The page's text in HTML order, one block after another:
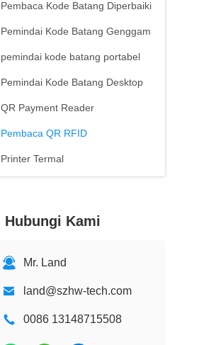
Pembaca Kode Batang Diperbaiki
Pemindai Kode Batang Genggam
pemindai kode batang portabel
Pemindai Kode Batang Desktop
QR Payment Reader
Pembaca QR RFID
Printer Termal
Hubungi Kami
Mr. Land
land@szhw-tech.com
0086 13148715508